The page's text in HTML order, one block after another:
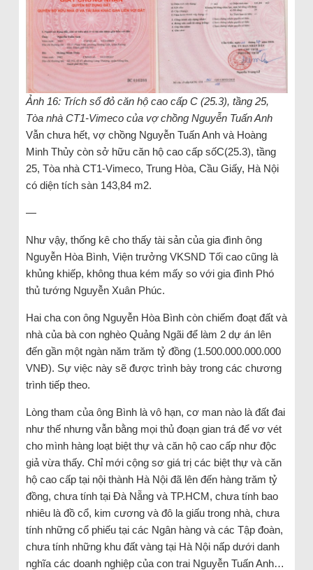
Ảnh 16: Trích sổ đỏ căn hộ cao cấp C (25.3), tầng 25,
Tòa nhà CT1-Vimeco của vợ chồng Nguyễn Tuấn Anh
Vẫn chưa hết, vợ chồng Nguyễn Tuấn Anh và Hoàng
Minh Thủy còn sở hữu căn hộ cao cấp sốC(25.3), tầng
25, Tòa nhà CT1-Vimeco, Trung Hòa, Cầu Giấy, Hà Nội
có diện tích sàn 143,84 m2.
—
Như vậy, thống kê cho thấy tài sản của gia đình ông
Nguyễn Hòa Bình, Viện trưởng VKSND Tối cao cũng là
khủng khiếp, không thua kém mấy so với gia đình Phó
thủ tướng Nguyễn Xuân Phúc.
Hai cha con ông Nguyễn Hòa Bình còn chiếm đoạt đất và
nhà của bà con nghèo Quảng Ngãi để làm 2 dự án lên
đến gần một ngàn năm trăm tỷ đồng (1.500.000.000.000
VNĐ). Sự việc này sẽ được trình bày trong các chương
trình tiếp theo.
Lòng tham của ông Bình là vô hạn, cơ man nào là đất đai
như thế nhưng vẫn bằng mọi thủ đoạn gian trá để vơ vét
cho mình hàng loạt biệt thự và căn hộ cao cấp như độc
giả vừa thấy. Chỉ mới cộng sơ giá trị các biệt thự và căn
hộ cao cấp tại nội thành Hà Nội đã lên đến hàng trăm tỷ
đồng, chưa tính tại Đà Nẵng và TP.HCM, chưa tính bao
nhiêu là đồ cổ, kim cương và đô la giấu trong nhà, chưa
tính những cổ phiếu tại các Ngân hàng và các Tập đoàn,
chưa tính những khu đất vàng tại Hà Nội nấp dưới danh
nghĩa các doanh nghiệp của con trai Nguyễn Tuấn Anh…